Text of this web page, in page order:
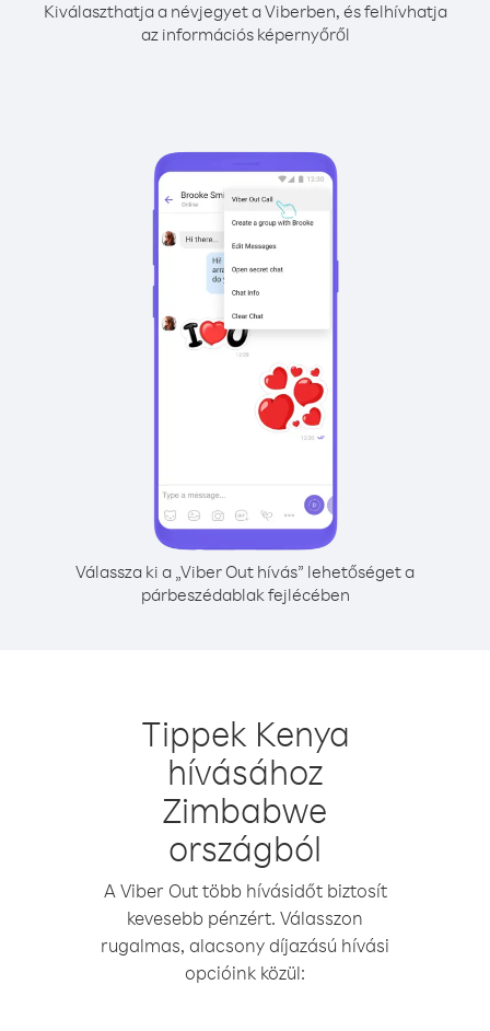
Kiválaszthatja a névjegyet a Viberben, és felhívhatja
az információs képernyőről
Válassza ki a „Viber Out hívás” lehetőséget a
párbeszédablak fejlécében
Tippek Kenya
hívásához
Zimbabwe
országból
A Viber Out több hívásidőt biztosít
kevesebb pénzért. Válasszon
rugalmas, alacsony díjazású hívási
opcióink közül: